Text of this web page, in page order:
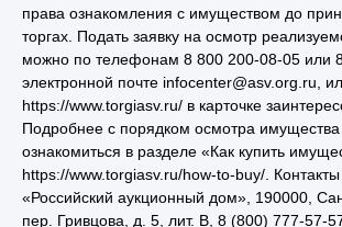
права ознакомления с имуществом до
торгах. Подать заявку на осмотр
можно по телефонам 8 800 200-08-05 или
электронной почте infocenter@asv.org.ru,
https://www.torgiasv.ru/ в карточке
Подробнее с порядком осмотра
ознакомиться в разделе «Как купить
https://www.torgiasv.ru/how-to-buy/.
«Российский аукционный дом», 190000,
пер. Гривцова, д. 5, лит. В, 8 (800) 777-57-